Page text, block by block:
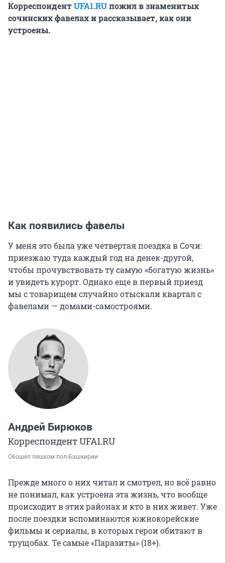
КорреспондентUFA1.RUпожил в знаменитых
сочинских фавелах и рассказывает, как они
устроены.
Как появились фавелы
У меня это была уже четвертая поездка в Сочи:
приезжаю туда каждый год на денек-другой,
чтобы прочувствовать ту самую «богатую жизнь»
и увидеть курорт. Однако еще в первый приезд
мы с товарищем случайно отыскали квартал с
фавелами — домами-самостроями.
Андрей Бирюков
Корреспондент UFA1.RU
Обошел пешком пол-Башкирии
Прежде много о них читал и смотрел, но всё равно
не понимал, как устроена эта жизнь, что вообще
происходит в этих районах и кто в них живет. Уже
после поездки вспоминаются южнокорейские
фильмы и сериалы, в которых герои обитают в
трущобах. Те самые «Паразиты» (18+).